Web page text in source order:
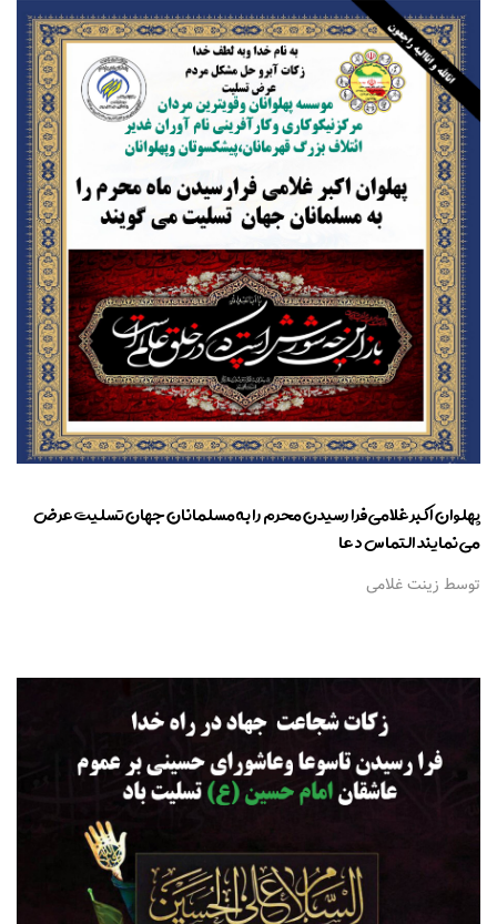
پهلوان اکبر غلامی فرا رسیدن محرم را به مسلمانان جهان تسلیت عرض
می نمایند التماس دعا
توسط زینت غلامی